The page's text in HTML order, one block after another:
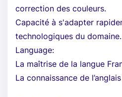
correction des couleurs.
Capacité à s'adapter
technologiques du domaine.
Language:
La maîtrise de la langue
La connaissance de